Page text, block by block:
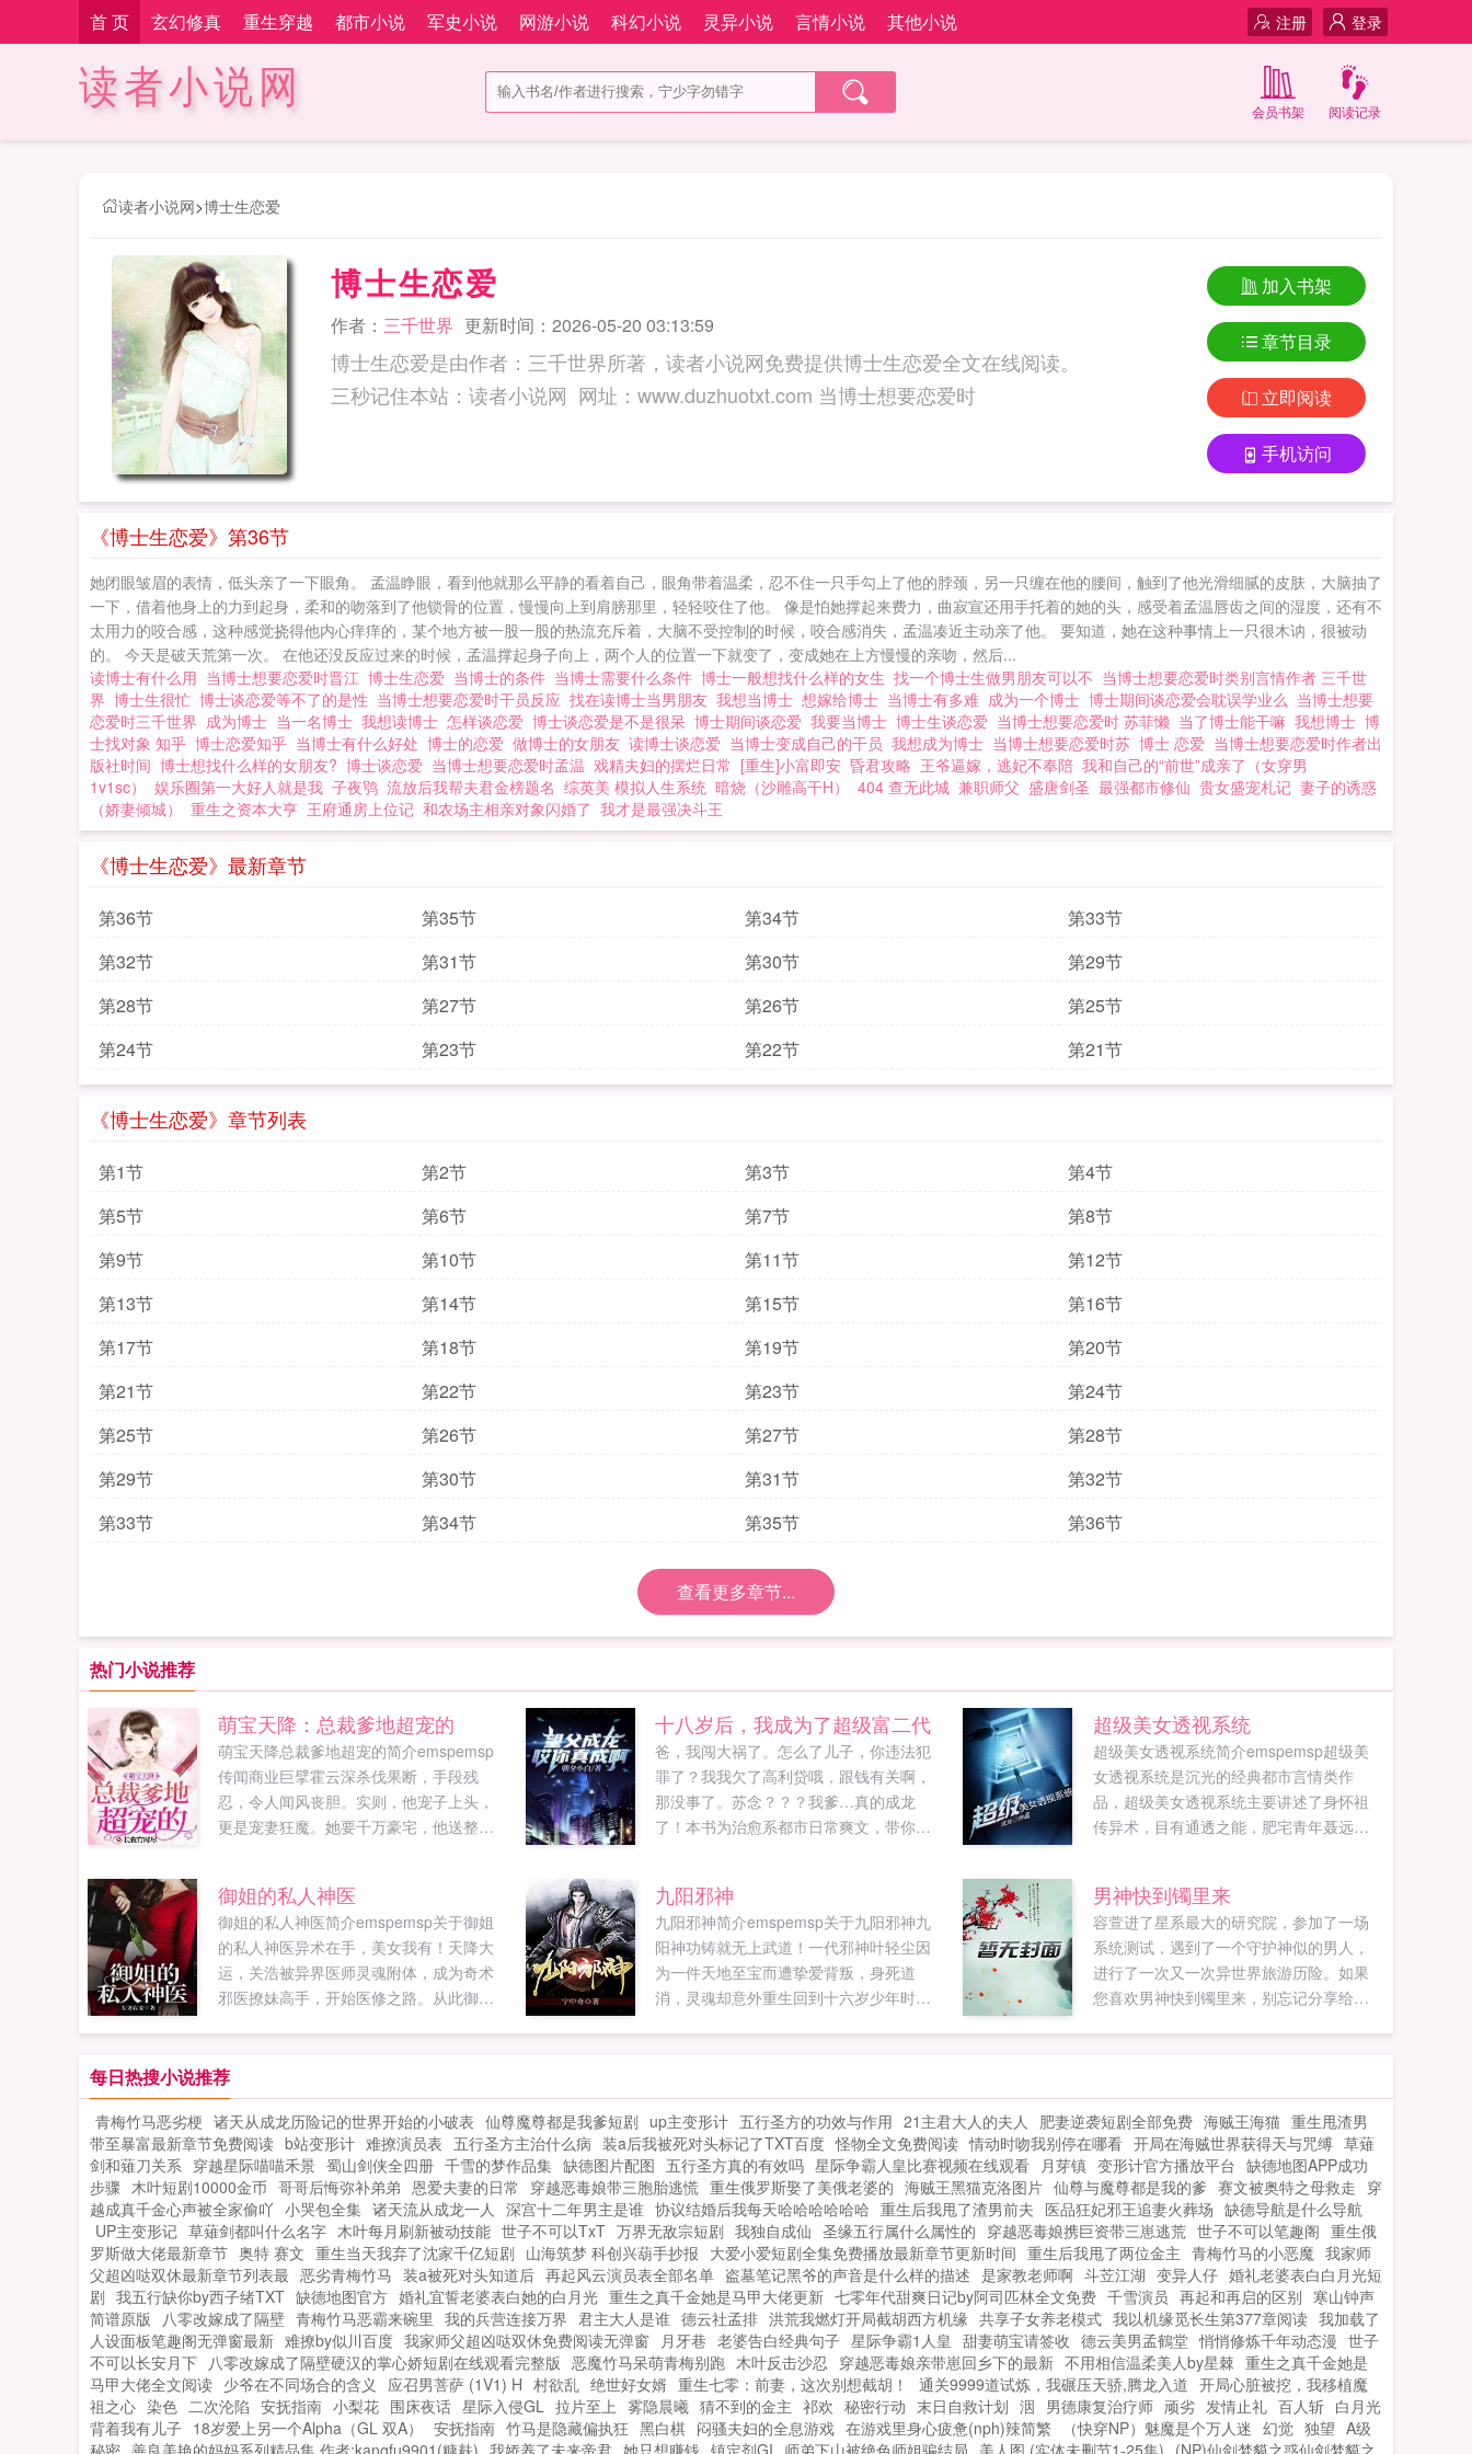
首 页 玄幻修真 重生穿越 都市小说 军史小说 网游小说 科幻小说 灵异小说 言情小说 其他小说 登录
注册
读者小说网 阅读记录
会员书架
读者小说网>博士生恋爱
博士生恋爱
作者： 三千世界 更新时间：2026-05-20 03:13:59
博士生恋爱是由作者：三千世界所著，读者小说网免费提供博士生恋爱全文在线阅读。
三秒记住本站：读者小说网 网址：www.duzhuotxt.com 当博士想要恋爱时
加入书架
章节目录
立即阅读
手机访问
《博士生恋爱》第36节
她闭眼皱眉的表情，低头亲了一下眼角。 孟温睁眼，看到他就那么平静的看着自己，眼角带着温柔，忍不住一只手勾上了他的脖颈，另一只缠在他的腰间，触到了他光滑细腻的皮肤，大脑抽了
一下，借着他身上的力到起身，柔和的吻落到了他锁骨的位置，慢慢向上到肩膀那里，轻轻咬住了他。 像是怕她撑起来费力，曲寂宣还用手托着的她的头，感受着孟温唇齿之间的湿度，还有不
太用力的咬合感，这种感觉挠得他内心痒痒的，某个地方被一股一股的热流充斥着，大脑不受控制的时候，咬合感消失，孟温凑近主动亲了他。 要知道，她在这种事情上一只很木讷，很被动
的。 今天是破天荒第一次。 在他还没反应过来的时候，孟温撑起身子向上，两个人的位置一下就变了，变成她在上方慢慢的亲吻，然后...
读博士有什么用 当博士想要恋爱时晋江 博士生恋爱 当博士的条件 当博士需要什么条件 博士一般想找什么样的女生 找一个博士生做男朋友可以不 当博士想要恋爱时类别言情作者 三千世
界 博士生很忙 博士谈恋爱等不了的是性 当博士想要恋爱时干员反应 找在读博士当男朋友 我想当博士 想嫁给博士 当博士有多难 成为一个博士 博士期间谈恋爱会耽误学业么 当博士想要
恋爱时三千世界 成为博士 当一名博士 我想读博士 怎样谈恋爱 博士谈恋爱是不是很呆 博士期间谈恋爱 我要当博士 博士生谈恋爱 当博士想要恋爱时 苏菲懒 当了博士能干嘛 我想博士 博
士找对象 知乎 博士恋爱知乎 当博士有什么好处 博士的恋爱 做博士的女朋友 读博士谈恋爱 当博士变成自己的干员 我想成为博士 当博士想要恋爱时苏 博士 恋爱 当博士想要恋爱时作者出
版社时间 博士想找什么样的女朋友? 博士谈恋爱 当博士想要恋爱时孟温 戏精夫妇的摆烂日常 [重生]小富即安 昏君攻略 王爷逼嫁，逃妃不奉陪 我和自己的“前世”成亲了（女穿男
1v1sc）
娱乐圈第一大好人就是我 子夜鸮 流放后我帮夫君金榜题名 综英美 模拟人生系统 暗烧（沙雕高干H） 404 查无此城 兼职师父 盛唐剑圣 最强都市修仙 贵女盛宠札记 妻子的诱惑
（娇妻倾城）
重生之资本大亨 王府通房上位记 和农场主相亲对象闪婚了 我才是最强决斗王
《博士生恋爱》最新章节
第36节 第35节 第34节
第33节
第32节
第31节 第30节
第29节
第28节
第27节 第26节
第25节
第24节
第23节 第22节 第21节
《博士生恋爱》章节列表
第1节 第2节 第3节
第4节
第5节
第6节 第7节
第8节
第9节
第10节 第11节
第12节
第13节
第14节 第15节
第16节
第17节
第18节 第19节
第20节
第21节
第22节 第23节
第24节
第25节
第26节 第27节
第28节
第29节
第30节 第31节
第32节
第33节
第34节 第35节 第36节
查看更多章节...
热门小说推荐
萌宝天降：总裁爹地超宠的
萌宝天降总裁爹地超宠的简介emspemsp
传闻商业巨擘霍云深杀伐果断，手段残
忍，令人闻风丧胆。实则，他宠子上头，
更是宠妻狂魔。她要千万豪宅，他送整栋
少命里劫数。她说...
十八岁后，我成为了超级富二代
爸，我闯大祸了。怎么了儿子，你违法犯
罪了？我我欠了高利贷哦，跟钱有关啊，
那没事了。苏念？？？我爹…真的成龙
了！本书为治愈系都市日常爽文，带你体
超级美女透视系统
超级美女透视系统简介emspemsp超级美
女透视系统是沉光的经典都市言情类作
品，超级美女透视系统主要讲述了身怀祖
传异术，目有通透之能，肥宅青年聂远自
女透...
御姐的私人神医
御姐的私人神医简介emspemsp关于御姐
的私人神医异术在手，美女我有！天降大
运，关浩被异界医师灵魂附体，成为奇术
邪医撩妹高手，开始医修之路。从此御姐
九阳邪神
九阳邪神简介emspemsp关于九阳邪神九
阳神功铸就无上武道！一代邪神叶轻尘因
为一件天地至宝而遭挚爱背叛，身死道
消，灵魂却意外重生回到十六岁少年时
男神快到镯里来
容萱进了星系最大的研究院，参加了一场
系统测试，遇到了一个守护神似的男人，
进行了一次又一次异世界旅游历险。如果
您喜欢男神快到镯里来，别忘记分享给朋
每日热搜小说推荐
青梅竹马恶劣梗 诸天从成龙历险记的世界开始的小破表 仙尊魔尊都是我爹短剧 up主变形计 五行圣方的功效与作用 21主君大人的夫人 肥妻逆袭短剧全部免费 海贼王海猫 重生甩渣男
带至暴富最新章节免费阅读 b站变形计 难撩演员表 五行圣方主治什么病 装a后我被死对头标记了TXT百度 怪物全文免费阅读 情动时吻我别停在哪看 开局在海贼世界获得天与咒缚 草薙
剑和薙刀关系 穿越星际喵喵禾景 蜀山剑侠全四册 千雪的梦作品集 缺德图片配图 五行圣方真的有效吗 星际争霸人皇比赛视频在线观看 月芽镇 变形计官方播放平台 缺德地图APP成功
步骤 木叶短剧10000金币 哥哥后悔弥补弟弟 恩爱夫妻的日常 穿越恶毒娘带三胞胎逃慌 重生俄罗斯娶了美俄老婆的 海贼王黑猫克洛图片 仙尊与魔尊都是我的爹 赛文被奥特之母救走 穿
越成真千金心声被全家偷吖 小哭包全集 诸天流从成龙一人 深宫十二年男主是谁 协议结婚后我每天哈哈哈哈哈哈 重生后我甩了渣男前夫 医品狂妃邪王追妻火葬场 缺德导航是什么导航
UP主变形记 草薙剑都叫什么名字 木叶每月刷新被动技能 世子不可以TxT 万界无敌宗短剧 我独自成仙 圣缘五行属什么属性的 穿越恶毒娘携巨资带三崽逃荒 世子不可以笔趣阁 重生俄
罗斯做大佬最新章节 奥特 赛文 重生当天我弃了沈家千亿短剧 山海筑梦 科创兴葫手抄报 大爱小爱短剧全集免费播放最新章节更新时间 重生后我甩了两位金主 青梅竹马的小恶魔 我家师
父超凶哒双休最新章节列表最 恶劣青梅竹马 装a被死对头知道后 再起风云演员表全部名单 盗墓笔记黑爷的声音是什么样的描述 是家教老师啊 斗苙江湖 变异人仔 婚礼老婆表白白月光短
剧 我五行缺你by西子绪TXT 缺德地图官方 婚礼宜誓老婆表白她的白月光 重生之真千金她是马甲大佬更新 七零年代甜爽日记by阿司匹林全文免费 千雪演员 再起和再启的区别 寒山钟声
简谱原版
八零改嫁成了隔壁 青梅竹马恶霸来碗里 我的兵营连接万界 君主大人是谁 德云社孟排 洪荒我燃灯开局截胡西方机缘 共享子女养老模式 我以机缘觅长生第377章阅读 我加载了
人设面板笔趣阁无弹窗最新 难撩by似川百度 我家师父超凶哒双休免费阅读无弹窗 月牙巷 老婆告白经典句子 星际争霸1人皇 甜妻萌宝请签收 德云美男孟鶴堂 悄悄修炼千年动态漫 世子
不可以长安月下 八零改嫁成了隔壁硬汉的掌心娇短剧在线观看完整版 恶魔竹马呆萌青梅别跑 木叶反击沙忍 穿越恶毒娘亲带崽回乡下的最新 不用相信温柔美人by星棘 重生之真千金她是
马甲大佬全文阅读 少爷在不同场合的含义 应召男菩萨 (1V1) H 村欲乱 绝世好女婿 重生七零：前妻，这次别想截胡！ 通关9999道试炼，我碾压天骄,腾龙入道 开局心脏被挖，我移植魔
祖之心 染色 二次沦陷 安抚指南 小梨花 围床夜话 星际入侵GL 拉片至上 雾隐晨曦 猜不到的金主 祁欢 秘密行动 末日自救计划 洇 男德康复治疗师 顽劣 发情止礼 百人斩 白月光
背着我有儿子 18岁爱上另一个Alpha（GL 双A） 安抚指南 竹马是隐藏偏执狂 黑白棋 闷骚夫妇的全息游戏 在游戏里身心疲惫(nph)辣简繁 （快穿NP）魅魔是个万人迷 幻觉 独望 A级
秘密 善良美艳的妈妈系列精品集 作者:kangfu9901(糠麸) 我娇养了未来帝君 她只想赚钱 镇定剂GI 师弟下山被绝色师姐骗结局 美人图 (实体未删节1-25集) (NP)仙剑梦貘之惑仙剑梦貘之